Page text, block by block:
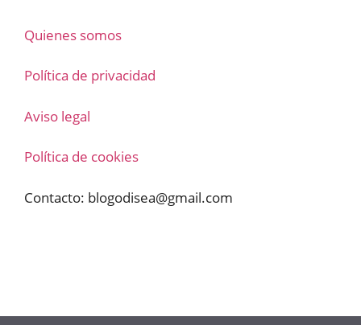
Quienes somos
Política de privacidad
Aviso legal
Política de cookies
Contacto: blogodisea@gmail.com